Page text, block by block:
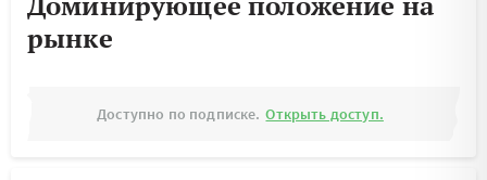
рынке
Доступно по подписке. Открыть доступ.